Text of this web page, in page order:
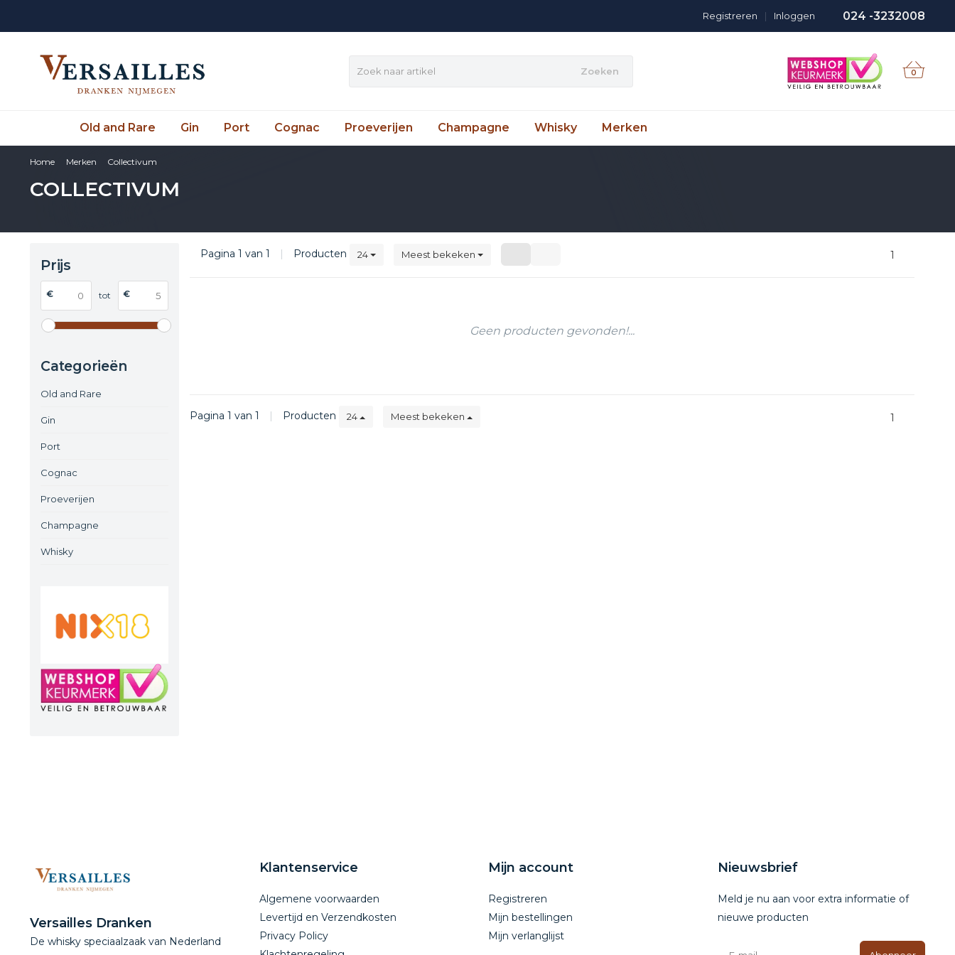
024 -3232008
Inloggen
|
Registreren
Zoeken 0
Old and Rare Gin Port Cognac Proeverijen Champagne Whisky Merken
Home Merken Collectivum
COLLECTIVUM
Prijs
€ tot €
Categorieën
Old and Rare
Gin
Port
Cognac
Proeverijen
Champagne
Whisky
Pagina 1 van 1 | Producten 24 Meest bekeken 1
Geen producten gevonden!...
Pagina 1 van 1 | Producten 24 Meest bekeken 1
Versailles Dranken
De whisky speciaalzaak van Nederland
Klantenservice
Algemene voorwaarden
Levertijd en Verzendkosten
Privacy Policy
Mijn account
Registreren
Mijn bestellingen
Mijn verlanglijst
Nieuwsbrief
Meld je nu aan voor extra informatie of
nieuwe producten